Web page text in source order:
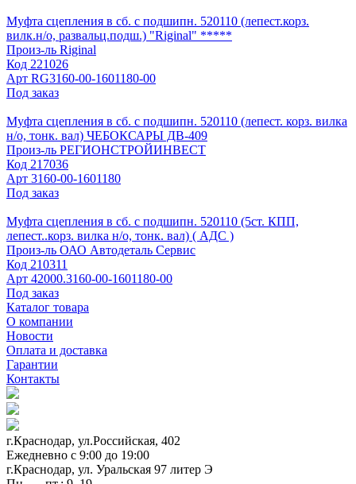
Муфта сцепления в сб. с подшипн. 520110 (лепест.корз.
вилк.н/о, развальц.подш.) "Riginal" *****
Произ-ль Riginal
Код 221026
Арт RG3160-00-1601180-00
Под заказ
Муфта сцепления в сб. с подшипн. 520110 (лепест. корз. вилка
н/о, тонк. вал) ЧЕБОКСАРЫ ДВ-409
Произ-ль РЕГИОНСТРОЙИНВЕСТ
Код 217036
Арт 3160-00-1601180
Под заказ
Муфта сцепления в сб. с подшипн. 520110 (5ст. КПП,
лепест..корз. вилка н/о, тонк. вал) ( АДС )
Произ-ль ОАО Автодеталь Сервис
Код 210311
Арт 42000.3160-00-1601180-00
Под заказ
Каталог товара
О компании
Новости
Оплата и доставка
Гарантии
Контакты
г.Краснодар, ул.Российская, 402
Ежедневно c 9:00 до 19:00
г.Краснодар, ул. Уральская 97 литер Э